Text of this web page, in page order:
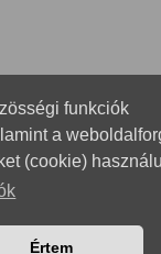
funkciók
a
(cookie)
Értem